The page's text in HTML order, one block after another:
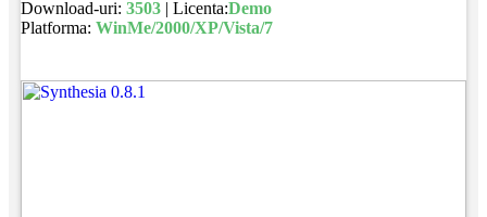
Download-uri: 3503| Licenta:Demo
Platforma: WinMe/2000/XP/Vista/7